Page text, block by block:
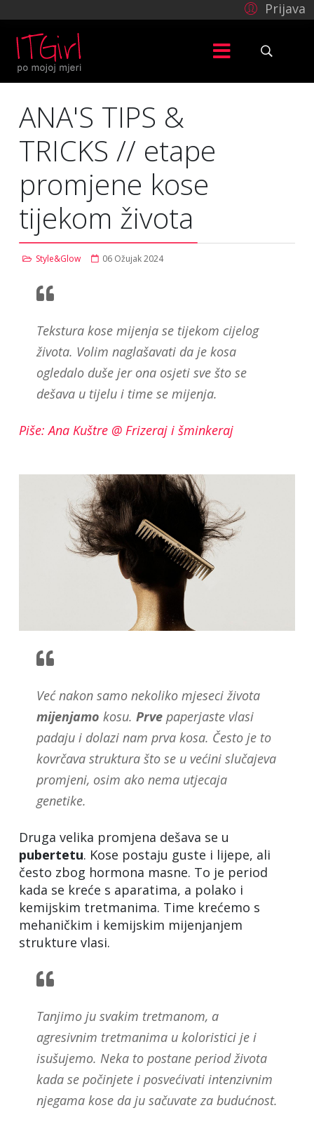
Prijava
ANA'S TIPS &
TRICKS // etape
promjene kose
tijekom života
Style&Glow 06 Ožujak 2024
Tekstura kose mijenja se tijekom cijelog
života. Volim naglašavati da je kosa
ogledalo duše jer ona osjeti sve što se
dešava u tijelu i time se mijenja.
Piše: Ana Kuštre @ Frizeraj i šminkeraj
Već nakon samo nekoliko mjeseci života
mijenjamo kosu. Prve paperjaste vlasi
padaju i dolazi nam prva kosa. Često je to
kovrčava struktura što se u većini slučajeva
promjeni, osim ako nema utjecaja
genetike.
Druga velika promjena dešava se u
pubertetu. Kose postaju guste i lijepe, ali
često zbog hormona masne. To je period
kada se kreće s aparatima, a polako i
kemijskim tretmanima. Time krećemo s
mehaničkim i kemijskim mijenjanjem
strukture vlasi.
Tanjimo ju svakim tretmanom, a
agresivnim tretmanima u koloristici je i
isušujemo. Neka to postane period života
kada se počinjete i posvećivati intenzivnim
njegama kose da ju sačuvate za budućnost.